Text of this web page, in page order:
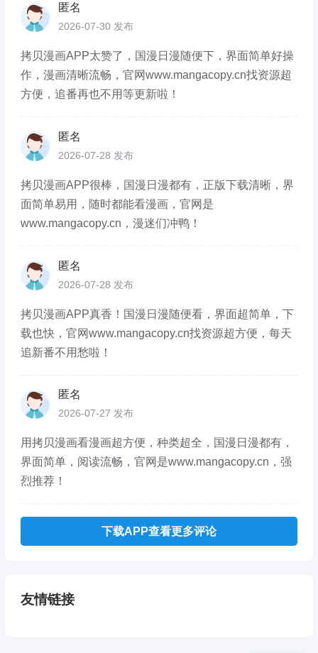
匿名
2026-07-30 发布
拷贝漫画APP太赞了，国漫日漫随便下，界面简单好操
作，漫画清晰流畅，官网www.mangacopy.cn找资源超
方便，追番再也不用等更新啦！
匿名
2026-07-28 发布
拷贝漫画APP很棒，国漫日漫都有，正版下载清晰，界
面简单易用，随时都能看漫画，官网是
www.mangacopy.cn，漫迷们冲鸭！
匿名
2026-07-28 发布
拷贝漫画APP真香！国漫日漫随便看，界面超简单，下
载也快，官网www.mangacopy.cn找资源超方便，每天
追新番不用愁啦！
匿名
2026-07-27 发布
用拷贝漫画看漫画超方便，种类超全，国漫日漫都有，
界面简单，阅读流畅，官网是www.mangacopy.cn，强
烈推荐！
下载APP查看更多评论
友情链接